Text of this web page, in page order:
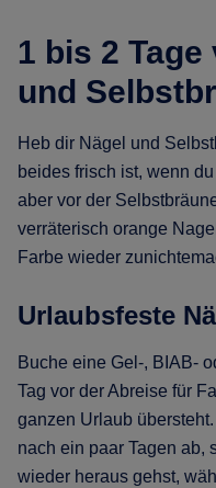
1 bis 2 Tage
und
Heb dir Nägel und
beides frisch ist, wenn
aber vor der
verräterisch orange
Farbe wieder
Urlaubsfeste
Buche eine Gel-, BIAB-
Tag vor der Abreise für
ganzen Urlaub
nach ein paar Tagen ab,
wieder heraus gehst,